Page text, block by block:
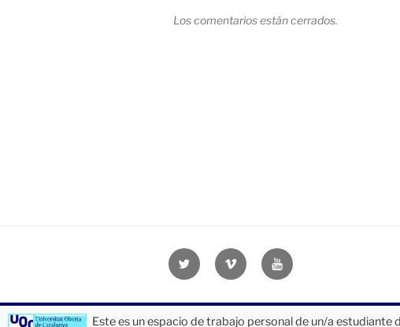
Los comentarios están cerrados.
Twitter
UOC
Vimeo
UOC
Youtube
UOC
Este es un espacio de trabajo personal de un/a